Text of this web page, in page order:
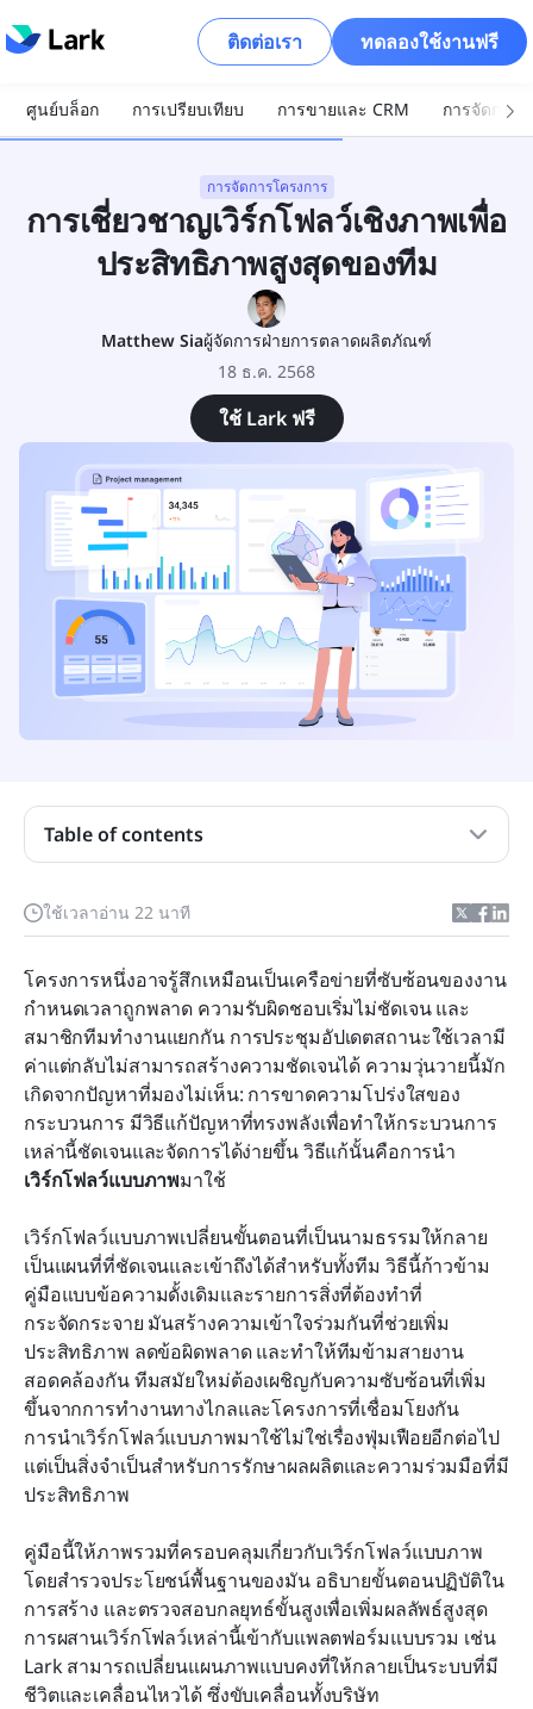
ติดต่อเรา ทดลองใช้งานฟรี
ศูนย์บล็อก การเปรียบเทียบ การขายและ CRM การจัดการ
การจัดการโครงการ
การเชี่ยวชาญเวิร์กโฟลว์เชิงภาพเพื่อ
ประสิทธิภาพสูงสุดของทีม
Matthew Siaผู้จัดการฝ่ายการตลาดผลิตภัณฑ์
18 ธ.ค. 2568
ใช้ Lark ฟรี
ใช้เวลาอ่าน 22 นาที
โครงการหนึ่งอาจรู้สึกเหมือนเป็นเครือข่ายที่ซับซ้อนของงาน
กำหนดเวลาถูกพลาด ความรับผิดชอบเริ่มไม่ชัดเจน และ
สมาชิกทีมทำงานแยกกัน การประชุมอัปเดตสถานะใช้เวลามี
ค่าแต่กลับไม่สามารถสร้างความชัดเจนได้ ความวุ่นวายนี้มัก
เกิดจากปัญหาที่มองไม่เห็น: การขาดความโปร่งใสของ
กระบวนการ มีวิธีแก้ปัญหาที่ทรงพลังเพื่อทำให้กระบวนการ
เหล่านี้ชัดเจนและจัดการได้ง่ายขึ้น วิธีแก้นั้นคือการนำ
เวิร์กโฟลว์แบบภาพมาใช้
เวิร์กโฟลว์แบบภาพเปลี่ยนขั้นตอนที่เป็นนามธรรมให้กลาย
เป็นแผนที่ที่ชัดเจนและเข้าถึงได้สำหรับทั้งทีม วิธีนี้ก้าวข้าม
คู่มือแบบข้อความดั้งเดิมและรายการสิ่งที่ต้องทำที่
กระจัดกระจาย มันสร้างความเข้าใจร่วมกันที่ช่วยเพิ่ม
ประสิทธิภาพ ลดข้อผิดพลาด และทำให้ทีมข้ามสายงาน
สอดคล้องกัน ทีมสมัยใหม่ต้องเผชิญกับความซับซ้อนที่เพิ่ม
ขึ้นจากการทำงานทางไกลและโครงการที่เชื่อมโยงกัน
การนำเวิร์กโฟลว์แบบภาพมาใช้ไม่ใช่เรื่องฟุ่มเฟือยอีกต่อไป
แต่เป็นสิ่งจำเป็นสำหรับการรักษาผลผลิตและความร่วมมือที่มี
ประสิทธิภาพ
คู่มือนี้ให้ภาพรวมที่ครอบคลุมเกี่ยวกับเวิร์กโฟลว์แบบภาพ
โดยสำรวจประโยชน์พื้นฐานของมัน อธิบายขั้นตอนปฏิบัติใน
การสร้าง และตรวจสอบกลยุทธ์ขั้นสูงเพื่อเพิ่มผลลัพธ์สูงสุด
การผสานเวิร์กโฟลว์เหล่านี้เข้ากับแพลตฟอร์มแบบรวม เช่น
Lark สามารถเปลี่ยนแผนภาพแบบคงที่ให้กลายเป็นระบบที่มี
ชีวิตและเคลื่อนไหวได้ ซึ่งขับเคลื่อนทั้งบริษัท
Table of contents
เวิร์กโฟลว์แบบภาพคืออะไร?
ความแตกต่างระหว่างเวิร์กโฟลว์แบบภาพและ
วิธีสร้างเวิร์กโฟลว์แบบภาพใน 5 ขั้นตอน
ประโยชน์หลักของการนำเวิร์กโฟลว์แบบภาพมาใช้
เลือก Lark เป็นแพลตฟอร์มของคุณสำหรับเวิร์กโฟลว์
ภาพแบบไดนามิก
แนวทางปฏิบัติที่ดีที่สุดสำหรับการจัดการเวิร์กโฟลว์
แบบภาพ
กรณีการใช้งานและการประยุกต์ใช้ของเวิร์กโฟลว์
กลยุทธ์เวิร์กโฟลว์เชิงภาพขั้นสูงสำหรับทีมสมัยใหม่
บทสรุป
คำถามที่พบบ่อย
การอ่านที่เกี่ยวข้อง